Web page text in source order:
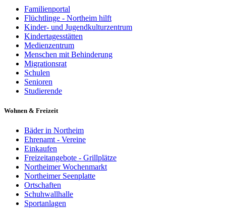
Familienportal
Flüchtlinge - Northeim hilft
Kinder- und Jugendkulturzentrum
Kindertagesstätten
Medienzentrum
Menschen mit Behinderung
Migrationsrat
Schulen
Senioren
Studierende
Wohnen & Freizeit
Bäder in Northeim
Ehrenamt - Vereine
Einkaufen
Freizeitangebote - Grillplätze
Northeimer Wochenmarkt
Northeimer Seenplatte
Ortschaften
Schuhwallhalle
Sportanlagen